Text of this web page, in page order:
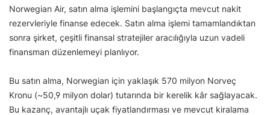
Norwegian Air, satın alma işlemini başlangıçta mevcut nakit
rezervleriyle finanse edecek. Satın alma işlemi tamamlandıktan
sonra şirket, çeşitli finansal stratejiler aracılığıyla uzun vadeli
finansman düzenlemeyi planlıyor.
Bu satın alma, Norwegian için yaklaşık 570 milyon Norveç
Kronu (~50,9 milyon dolar) tutarında bir kerelik kâr sağlayacak.
Bu kazanç, avantajlı uçak fiyatlandırması ve mevcut kiralama